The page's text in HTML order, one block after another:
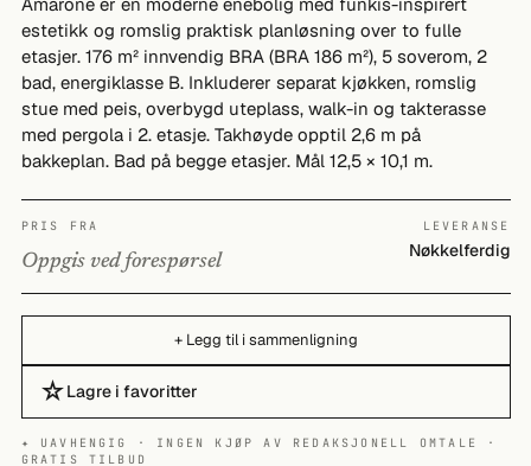
estetikk og romslig praktisk planløsning over to fulle
etasjer. 176 m² innvendig BRA (BRA 186 m²), 5 soverom, 2
bad, energiklasse B. Inkluderer separat kjøkken, romslig
stue med peis, overbygd uteplass, walk-in og takterasse
med pergola i 2. etasje. Takhøyde opptil 2,6 m på
bakkeplan. Bad på begge etasjer. Mål 12,5 × 10,1 m.
PRIS FRA
Oppgis ved forespørsel
LEVERANSE
Nøkkelferdig
+ Legg til i sammenligning
☆Lagre i favoritter
✦ UAVHENGIG · INGEN KJØP AV REDAKSJONELL OMTALE ·
GRATIS TILBUD